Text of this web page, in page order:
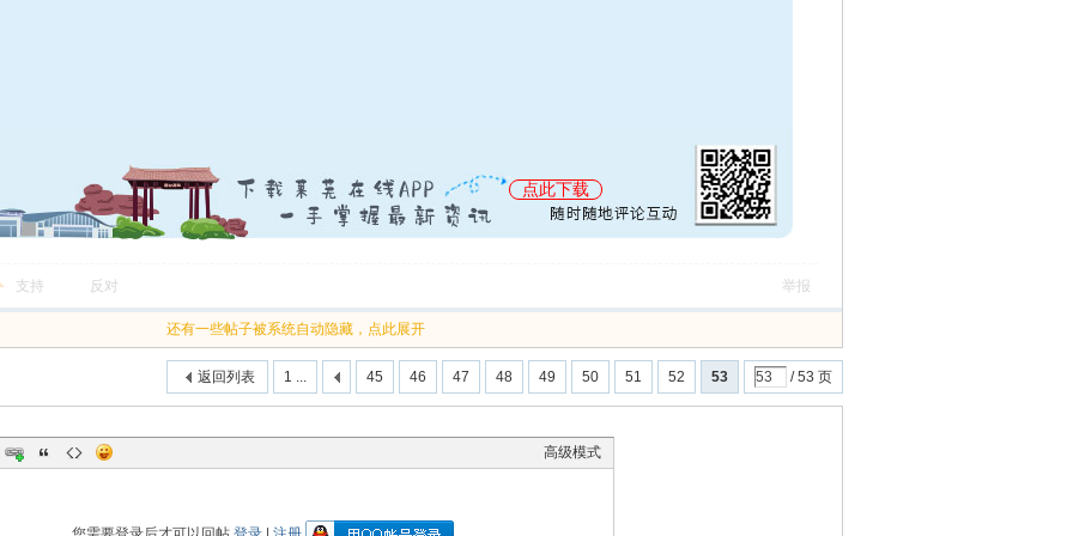
点此下载
支持 反对 举报
还有一些帖子被系统自动隐藏，点此展开
1 ... 45 46 47 48 49 50 51 52 53 / 53 页
返回列表
高级模式